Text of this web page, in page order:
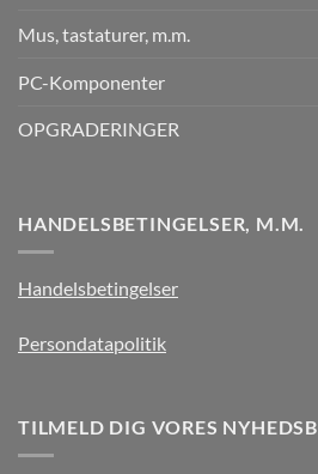
Mus, tastaturer, m.m.
PC-Komponenter
OPGRADERINGER
HANDELSBETINGELSER, M.M.
Handelsbetingelser
Persondatapolitik
TILMELD DIG VORES